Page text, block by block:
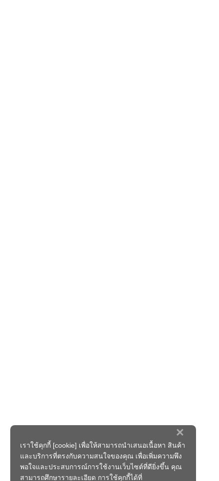
×
เราใช้คุกกี้ [cookie] เพื่อให้สามารถนำเสนอเนื้อหา สินค้า
และบริการที่ตรงกับความสนใจของคุณ เพื่อเพิ่มความพึง
พอใจและประสบการณ์การใช้งานเว็บไซต์ที่ดียิ่งขึ้น คุณ
สามารถศึกษารายละเอียด การใช้คุกกี้ได้ที่